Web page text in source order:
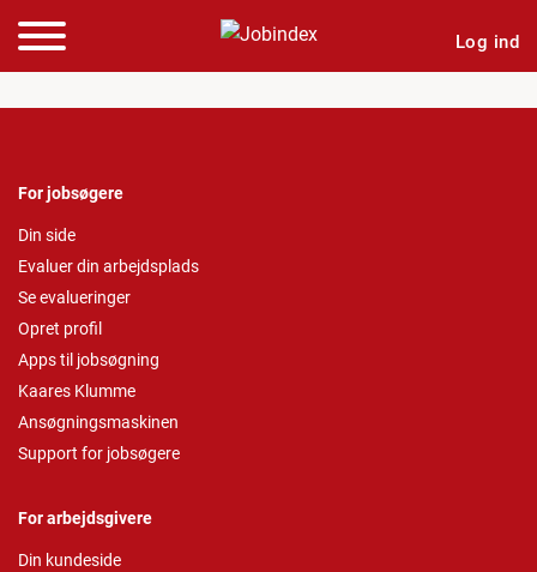
Log ind
For jobsøgere
Din side
Evaluer din arbejdsplads
Se evalueringer
Opret profil
Apps til jobsøgning
Kaares Klumme
Ansøgningsmaskinen
Support for jobsøgere
For arbejdsgivere
Din kundeside